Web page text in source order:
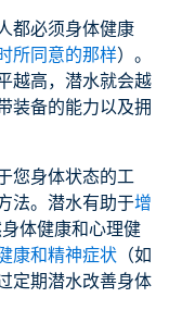
都必须身体健康
所同意的那样）。
越高，潜水就会越
装备的能力以及拥
您身体状态的工
法。潜水有助于增
体健康和心理健
康和精神症状 （如
定期潜水改善身体